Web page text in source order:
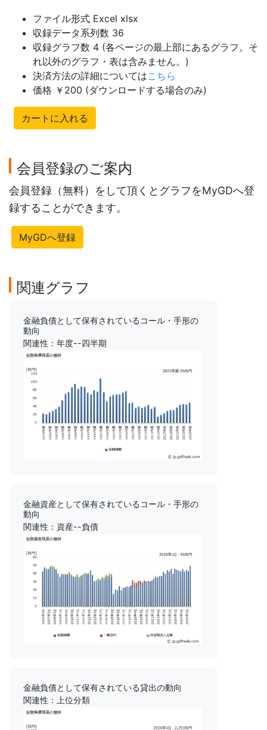
ファイル形式 Excel xlsx
収録データ系列数 36
収録グラフ数 4 (各ページの最上部にあるグラフ。そ
れ以外のグラフ・表は含みません。)
決済方法の詳細についてはこちら
価格 ￥200 (ダウンロードする場合のみ)
カートに入れる
会員登録のご案内
会員登録（無料）をして頂くとグラフをMyGDへ登
録することができます。
MyGDへ登録
関連グラフ
金融負債として保有されているコール・手形の
動向
関連性：年度--四半期
金融資産として保有されているコール・手形の
動向
関連性：資産--負債
金融負債として保有されている貸出の動向
関連性：上位分類